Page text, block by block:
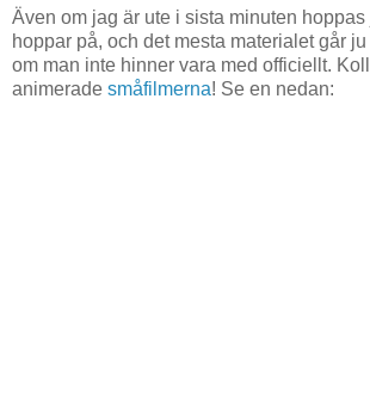
Även om jag är ute i sista minuten
hoppar på, och det mesta materialet går
om man inte hinner vara med officiellt.
animerade småfilmerna! Se en nedan: